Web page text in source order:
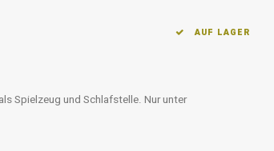
AUF LAGER
Spielzeug und Schlafstelle. Nur unter